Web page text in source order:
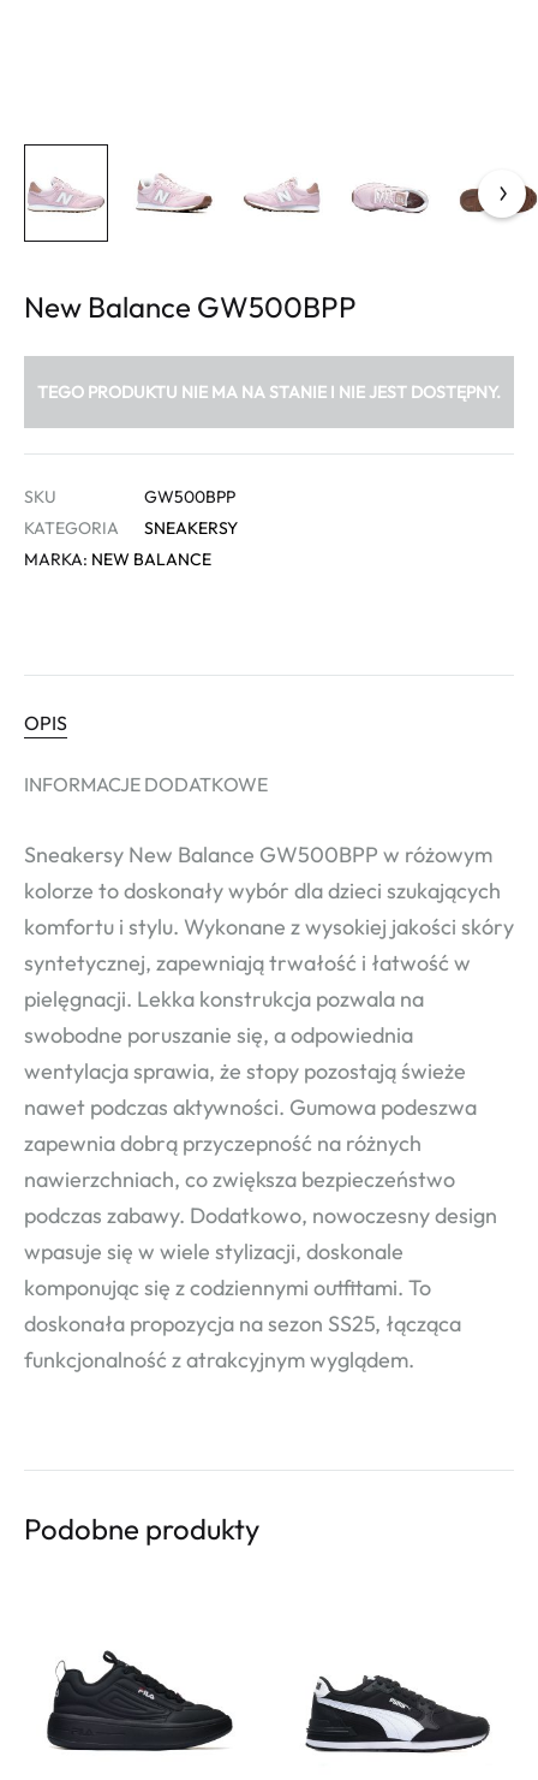
New Balance GW500BPP
TEGO PRODUKTU NIE MA NA STANIE I NIE JEST DOSTĘPNY.
SKU
GW500BPP
KATEGORIA
SNEAKERSY
MARKA: NEW BALANCE
OPIS
INFORMACJE DODATKOWE
Sneakersy New Balance GW500BPP w różowym
kolorze to doskonały wybór dla dzieci szukających
komfortu i stylu. Wykonane z wysokiej jakości skóry
syntetycznej, zapewniają trwałość i łatwość w
pielęgnacji. Lekka konstrukcja pozwala na
swobodne poruszanie się, a odpowiednia
wentylacja sprawia, że stopy pozostają świeże
nawet podczas aktywności. Gumowa podeszwa
zapewnia dobrą przyczepność na różnych
nawierzchniach, co zwiększa bezpieczeństwo
podczas zabawy. Dodatkowo, nowoczesny design
wpasuje się w wiele stylizacji, doskonale
komponując się z codziennymi outfitami. To
doskonała propozycja na sezon SS25, łącząca
funkcjonalność z atrakcyjnym wyglądem.
Podobne produkty